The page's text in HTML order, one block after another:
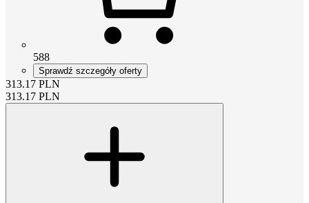
588
Sprawdź szczegóły oferty
313.17 PLN
313.17 PLN